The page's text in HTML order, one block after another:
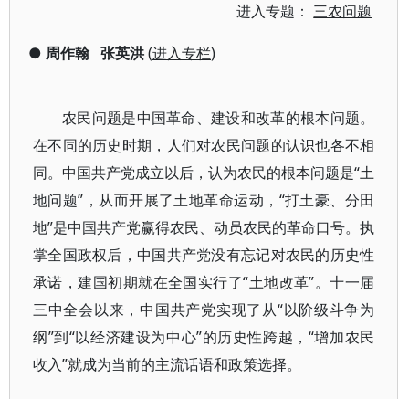
进入专题：三农问题
● 周作翰 张英洪(进入专栏)
农民问题是中国革命、建设和改革的根本问题。
在不同的历史时期，人们对农民问题的认识也各不相
同。中国共产党成立以后，认为农民的根本问题是“土
地问题”，从而开展了土地革命运动，“打土豪、分田
地”是中国共产党赢得农民、动员农民的革命口号。执
掌全国政权后，中国共产党没有忘记对农民的历史性
承诺，建国初期就在全国实行了“土地改革”。十一届
三中全会以来，中国共产党实现了从“以阶级斗争为
纲”到“以经济建设为中心”的历史性跨越，“增加农民
收入”就成为当前的主流话语和政策选择。